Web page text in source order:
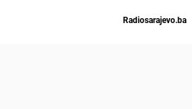
Radiosarajevo.ba